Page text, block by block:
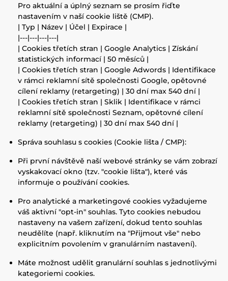
Pro aktuální a úplný seznam se prosím řiďte
nastavením v naší cookie liště (CMP).
| Typ | Název | Účel | Expirace |
|---|---|---|---|
| Cookies třetích stran | Google Analytics | Získání
statistických informací | 50 měsíců |
| Cookies třetích stran | Google Adwords | Identifikace
v rámci reklamní sítě společnosti Google, opětovné
cílení reklamy (retargeting) | 30 dní max 540 dní |
| Cookies třetích stran | Sklik | Identifikace v rámci
reklamní sítě společnosti Seznam, opětovné cílení
reklamy (retargeting) | 30 dní max 540 dní |
Správa souhlasu s cookies (Cookie lišta / CMP):
Při první návštěvě naší webové stránky se vám zobrazí
vyskakovací okno (tzv. "cookie lišta"), které vás
informuje o používání cookies.
Pro analytické a marketingové cookies vyžadujeme
váš aktivní "opt-in" souhlas. Tyto cookies nebudou
nastaveny na vašem zařízení, dokud tento souhlas
neudělíte (např. kliknutím na "Přijmout vše" nebo
explicitním povolením v granulárním nastavení).
Máte možnost udělit granulární souhlas s jednotlivými
kategoriemi cookies.